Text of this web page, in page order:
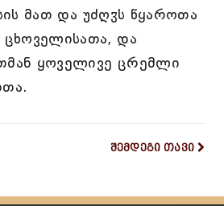
მათ და უძღჳს წყაროთა
და
ყოველივე ცრემლი
შემდეგი თავი